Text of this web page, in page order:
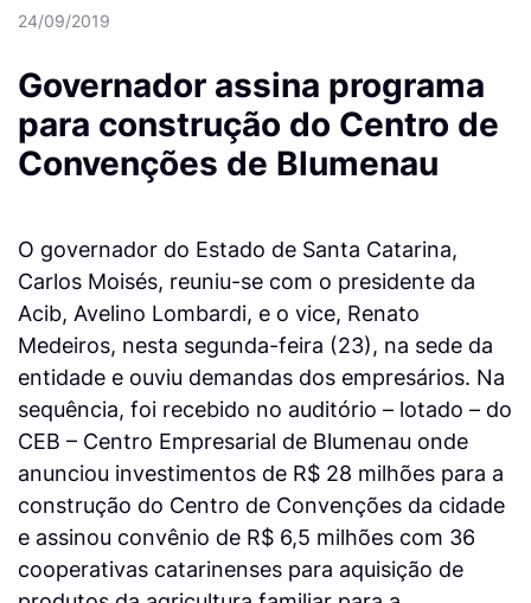
24/09/2019
Governador assina programa
para construção do Centro de
Convenções de Blumenau
O governador do Estado de Santa Catarina,
Carlos Moisés, reuniu-se com o presidente da
Acib, Avelino Lombardi, e o vice, Renato
Medeiros, nesta segunda-feira (23), na sede da
entidade e ouviu demandas dos empresários. Na
sequência, foi recebido no auditório – lotado – do
CEB – Centro Empresarial de Blumenau onde
anunciou investimentos de R$ 28 milhões para a
construção do Centro de Convenções da cidade
e assinou convênio de R$ 6,5 milhões com 36
cooperativas catarinenses para aquisição de